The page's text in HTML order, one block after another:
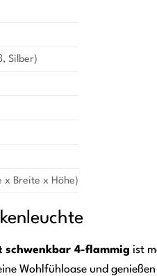
Silber)
x Breite x Höhe)
schwenkbar 4-flammig ist
Wohlfühloase und